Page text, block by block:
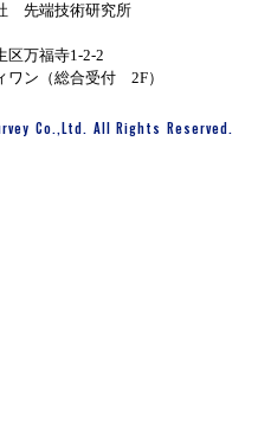
先端技術研究所
区万福寺1-2-2
ワン（総合受付 2F）
Co.,Ltd. All Rights Reserved.